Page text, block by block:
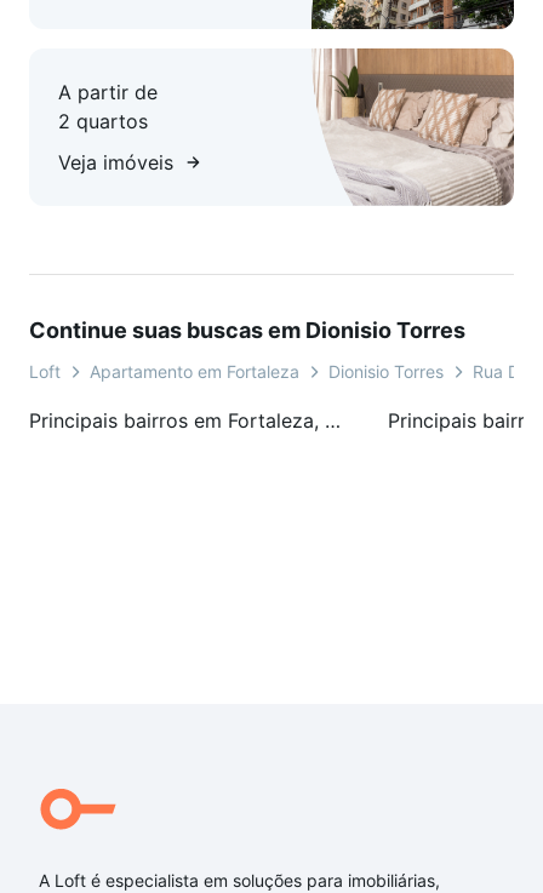
A partir de
2 quartos
Veja imóveis
Continue suas buscas em Dionisio Torres
Loft Apartamento em Fortaleza Dionisio Torres Rua
Principais bairros em Fortaleza, CE
A Loft é especialista em soluções para imobiliárias,